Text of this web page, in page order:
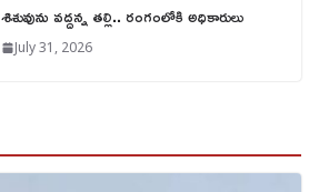
శిశువును వద్దన్న తల్లి.. రంగంలోకి అధికారులు
July 31, 2026